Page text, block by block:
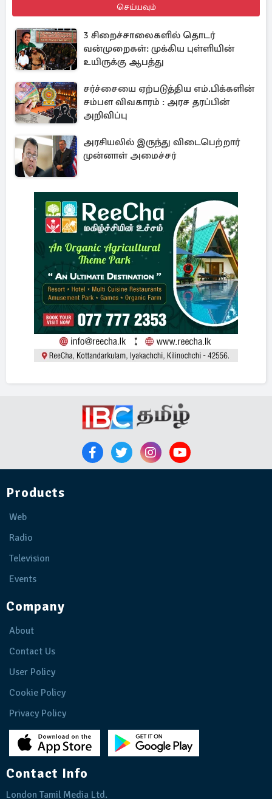
செய்யவும்
3 சிறைச்சாலைகளில் தொடர்
வன்முறைகள்: முக்கிய புள்ளியின்
உயிருக்கு ஆபத்து
சர்ச்சையை ஏற்படுத்திய எம்.பிக்களின்
சம்பள விவகாரம் : அரச தரப்பின்
அறிவிப்பு
அரசியலில் இருந்து விடைபெற்றார்
முன்னாள் அமைச்சர்
Products
Web
Radio
Television
Events
Company
About
Contact Us
User Policy
Cookie Policy
Privacy Policy
Contact Info
London Tamil Media Ltd.